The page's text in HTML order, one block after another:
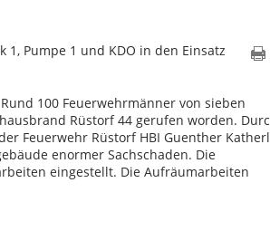
Pumpe 1 und KDO in den Einsatz
100 Feuerwehrmänner von sieben
Rüstorf 44 gerufen worden.
Feuerwehr Rüstorf HBI Guenther Katherl
enormer Sachschaden. Die
eingestellt. Die Aufräumarbeiten